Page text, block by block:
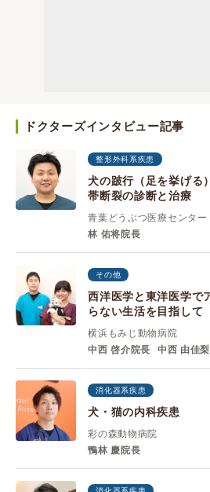
ドクターズインタビュー記事
整形外科系疾患
犬の跛行（足を挙げる
帯断裂の診断と治療
青葉どうぶつ医療センター
林 佑将院長
その他
西洋医学と東洋医学で
らない生活を目指して
横浜もみじ動物病院
中西 啓介院長
中西 由佳
消化器系疾患
犬・猫の内科疾患
彩の森動物病院
鴨林 慶院長